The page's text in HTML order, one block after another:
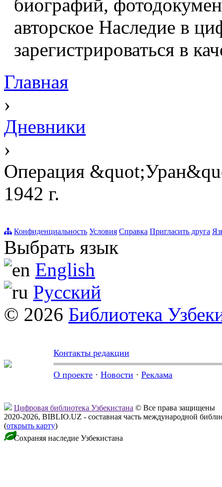
биографий,
авторское Наследие в
зарегистрироваться в
Главная
›
Дневники
›
Операция
1942 г.
Конфиденциальность Условия Справка Пригласить друга
Выбрать язык
English
Русский
© 2026 Библиотека
Контакты редакции
О проекте · Новости · Реклама
Цифровая библиотека Узбекистана © Все права защищены
2020-2026, BIBLIO.UZ - составная часть международной
(открыть карту)
Сохраняя наследие Узбекистана